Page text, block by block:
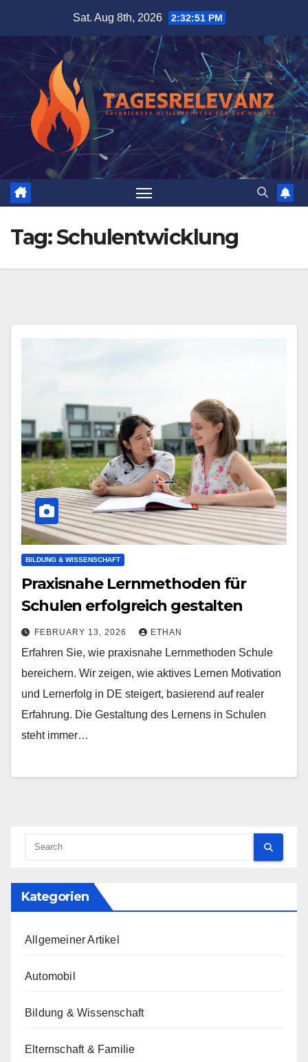
content
Sat. Aug 8th, 2026 2:32:52 PM
Tag:Schulentwicklung
BILDUNG & WISSENSCHAFT
Praxisnahe Lernmethoden für
Schulen erfolgreich gestalten
FEBRUARY 13, 2026 ETHAN
Erfahren Sie, wie praxisnahe Lernmethoden Schule
bereichern. Wir zeigen, wie aktives Lernen Motivation
und Lernerfolg in DE steigert, basierend auf realer
Erfahrung. Die Gestaltung des Lernens in Schulen
steht immer…
Kategorien
Allgemeiner Artikel
Automobil
Bildung & Wissenschaft
Elternschaft & Familie